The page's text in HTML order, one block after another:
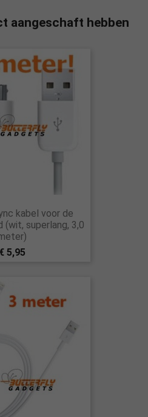
aangeschaft hebben
kabel voor de
(wit, superlang, 3,0
€ 5,95